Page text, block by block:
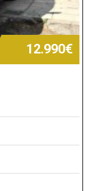
12.990€